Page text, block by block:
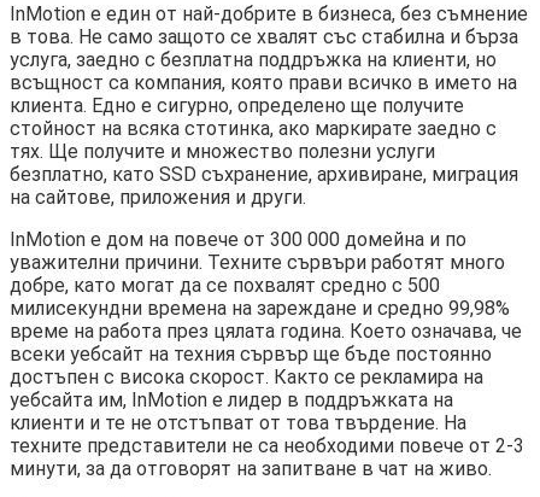
InMotion е един от най-добрите в бизнеса, без съмнение
в това. Не само защото се хвалят със стабилна и бърза
услуга, заедно с безплатна поддръжка на клиенти, но
всъщност са компания, която прави всичко в името на
клиента. Едно е сигурно, определено ще получите
стойност на всяка стотинка, ако маркирате заедно с
тях. Ще получите и множество полезни услуги
безплатно, като SSD съхранение, архивиране, миграция
на сайтове, приложения и други.
InMotion е дом на повече от 300 000 домейна и по
уважителни причини. Техните сървъри работят много
добре, като могат да се похвалят средно с 500
милисекундни времена на зареждане и средно 99,98%
време на работа през цялата година. Което означава, че
всеки уебсайт на техния сървър ще бъде постоянно
достъпен с висока скорост. Както се рекламира на
уебсайта им, InMotion е лидер в поддръжката на
клиенти и те не отстъпват от това твърдение. На
техните представители не са необходими повече от 2-3
минути, за да отговорят на запитване в чат на живо.